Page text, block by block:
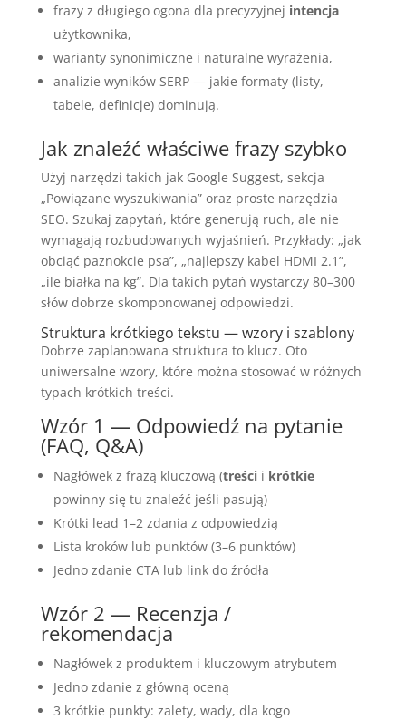
frazy z długiego ogona dla precyzyjnej intencja
użytkownika,
warianty synonimiczne i naturalne wyrażenia,
analizie wyników SERP — jakie formaty (listy,
tabele, definicje) dominują.
Jak znaleźć właściwe frazy szybko
Użyj narzędzi takich jak Google Suggest, sekcja
„Powiązane wyszukiwania” oraz proste narzędzia
SEO. Szukaj zapytań, które generują ruch, ale nie
wymagają rozbudowanych wyjaśnień. Przykłady: „jak
obciąć paznokcie psa”, „najlepszy kabel HDMI 2.1”,
„ile białka na kg”. Dla takich pytań wystarczy 80–300
słów dobrze skomponowanej odpowiedzi.
Struktura krótkiego tekstu — wzory i szablony
Dobrze zaplanowana struktura to klucz. Oto
uniwersalne wzory, które można stosować w różnych
typach krótkich treści.
Wzór 1 — Odpowiedź na pytanie
(FAQ, Q&A)
Nagłówek z frazą kluczową (treścii krótkie
powinny się tu znaleźć jeśli pasują)
Krótki lead 1–2 zdania z odpowiedzią
Lista kroków lub punktów (3–6 punktów)
Jedno zdanie CTA lub link do źródła
Wzór 2 — Recenzja /
rekomendacja
Nagłówek z produktem i kluczowym atrybutem
Jedno zdanie z główną oceną
3 krótkie punkty: zalety, wady, dla kogo